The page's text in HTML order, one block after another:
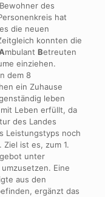
des
hat
die neuen
konnten die
mbulant Betreuten
einziehen.
dem 8
ein Zuhause
leben
Leben erfüllt, da
des Landes
Leistungstyps noch
ist es, zum 1.
unter
Eine
aus den
ergänzt das